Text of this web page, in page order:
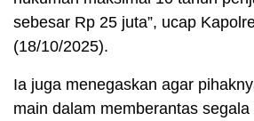
sebesar Rp 25 juta”, ucap
(18/10/2025).
Ia juga menegaskan agar
main dalam memberantas